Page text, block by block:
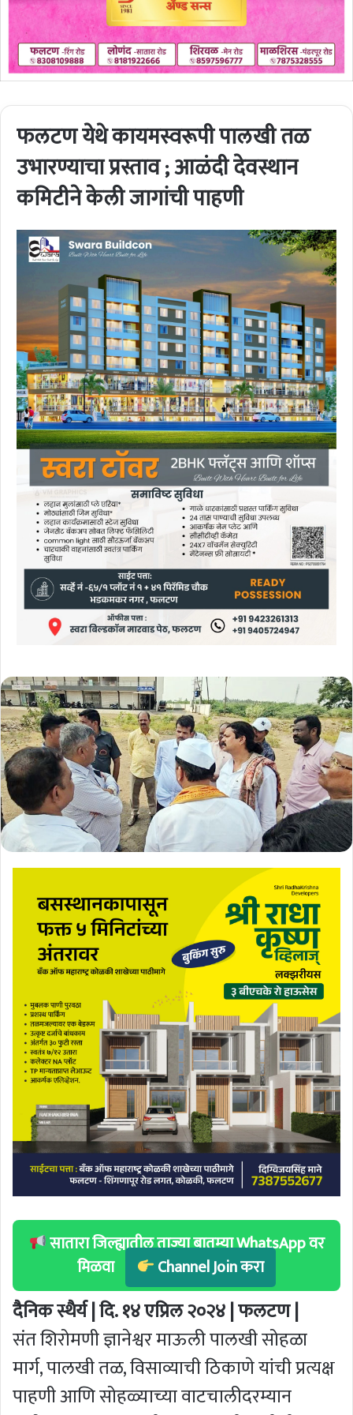
फलटण येथे कायमस्वरूपी पालखी तळ
उभारण्याचा प्रस्ताव ; आळंदी देवस्थान
कमिटीने केली जागांची पाहणी
सातारा जिल्ह्यातील ताज्या बातम्या WhatsApp वर
मिळवा
Channel Join करा
दैनिक स्थैर्य | दि. १४ एप्रिल २०२४ | फलटण |
संत शिरोमणी ज्ञानेश्वर माऊली पालखी सोहळा
मार्ग, पालखी तळ, विसाव्याची ठिकाणे यांची प्रत्यक्ष
पाहणी आणि सोहळ्याच्या वाटचालीदरम्यान